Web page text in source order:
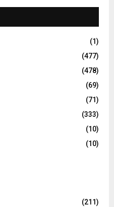
(1)
(477)
(478)
(69)
(71)
(333)
(10)
(10)
(211)